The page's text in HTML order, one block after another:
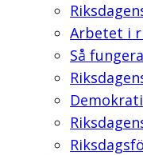
Arbetet i
Så
Demokrati